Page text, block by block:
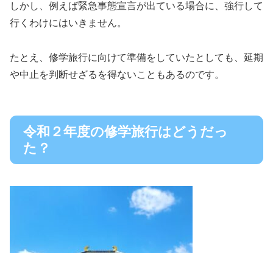
しかし、例えば緊急事態宣言が出ている場合に、強行して
行くわけにはいきません。
たとえ、修学旅行に向けて準備をしていたとしても、延期
や中止を判断せざるを得ないこともあるのです。
令和２年度の修学旅行はどうだっ
た？